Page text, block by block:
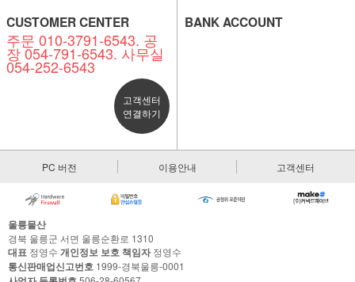
CUSTOMER CENTER
주문 010-3791-6543. 공
장 054-791-6543. 사무실
054-252-6543
고객센터
연결하기
BANK ACCOUNT
PC 버전 이용안내 고객센터
울릉물산
경북 울릉군 서면 울릉순환로 1310
대표 정영수 개인정보 보호 책임자정영수
통신판매업신고번호 1999-경북울릉-0001